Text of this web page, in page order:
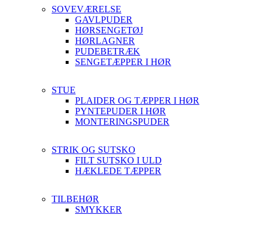
SOVEVÆRELSE
GAVLPUDER
HØRSENGETØJ
HØRLAGNER
PUDEBETRÆK
SENGETÆPPER I HØR
STUE
PLAIDER OG TÆPPER I HØR
PYNTEPUDER I HØR
MONTERINGSPUDER
STRIK OG SUTSKO
FILT SUTSKO I ULD
HÆKLEDE TÆPPER
TILBEHØR
SMYKKER